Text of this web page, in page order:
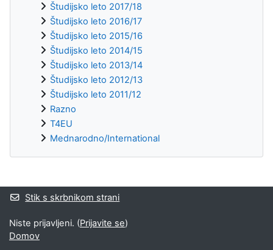
Študijsko leto 2017/18
Študijsko leto 2016/17
Študijsko leto 2015/16
Študijsko leto 2014/15
Študijsko leto 2013/14
Študijsko leto 2012/13
Študijsko leto 2011/12
Razno
T4EU
Mednarodno/International
Supplementary blocks
Stik s skrbnikom strani
Niste prijavljeni. (Prijavite se)
Domov